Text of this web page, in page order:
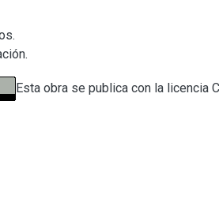
Esta obra se publica con la licencia